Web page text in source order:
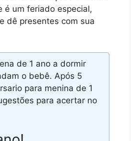
é um feriado especial,
dê presentes com sua
de 1 ano a dormir
o bebê. Após 5
para menina de 1
para acertar no